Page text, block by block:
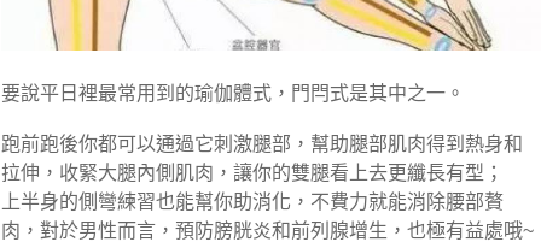
要說平日裡最常用到的瑜伽體式，門閂式是其中之一。
跑前跑後你都可以通過它刺激腿部，幫助腿部肌肉得到熱身和
拉伸，收緊大腿內側肌肉，讓你的雙腿看上去更纖長有型；
上半身的側彎練習也能幫你助消化，不費力就能消除腰部贅
肉，對於男性而言，預防膀胱炎和前列腺增生，也極有益處哦~